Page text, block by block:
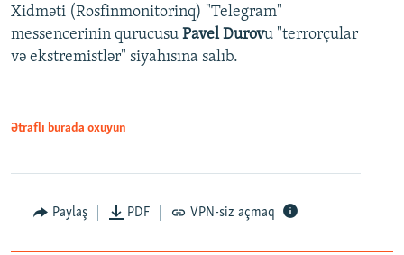
Xidməti (Rosfinmonitorinq) "Telegram"
messencerinin qurucusu Pavel Durovu "terrorçular
və ekstremistlər" siyahısına salıb.
Ətraflı burada oxuyun
Paylaş PDF VPN-siz açmaq